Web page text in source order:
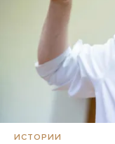
ИСТОРИИ